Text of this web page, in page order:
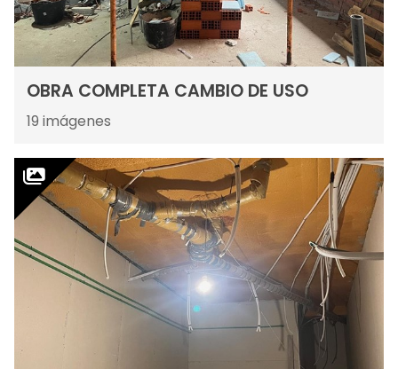
OBRA COMPLETA CAMBIO DE USO
19 imágenes